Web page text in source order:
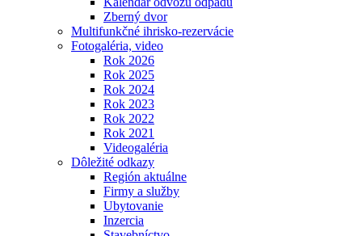
Zberný dvor
Multifunkčné ihrisko-rezervácie
Fotogaléria, video
Rok 2026
Rok 2025
Rok 2024
Rok 2023
Rok 2022
Rok 2021
Videogaléria
Dôležité odkazy
Región aktuálne
Firmy a služby
Ubytovanie
Inzercia